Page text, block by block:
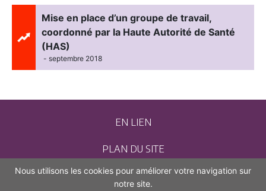
Mise en place d’un groupe de travail,
coordonné par la Haute Autorité de Santé
(HAS)
- septembre 2018
EN LIEN
PLAN DU SITE
CONTACT
Nous utilisons les cookies pour améliorer votre navigation sur
notre site.